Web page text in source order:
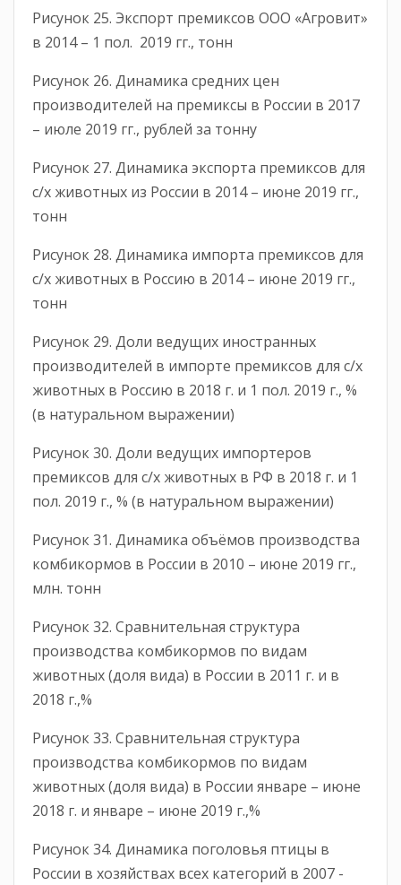
Рисунок 25. Экспорт премиксов ООО «Агровит»
в 2014 – 1 пол. 2019 гг., тонн
Рисунок 26. Динамика средних цен
производителей на премиксы в России в 2017
– июле 2019 гг., рублей за тонну
Рисунок 27. Динамика экспорта премиксов для
с/х животных из России в 2014 – июне 2019 гг.,
тонн
Рисунок 28. Динамика импорта премиксов для
с/х животных в Россию в 2014 – июне 2019 гг.,
тонн
Рисунок 29. Доли ведущих иностранных
производителей в импорте премиксов для с/х
животных в Россию в 2018 г. и 1 пол. 2019 г., %
(в натуральном выражении)
Рисунок 30. Доли ведущих импортеров
премиксов для с/х животных в РФ в 2018 г. и 1
пол. 2019 г., % (в натуральном выражении)
Рисунок 31. Динамика объёмов производства
комбикормов в России в 2010 – июне 2019 гг.,
млн. тонн
Рисунок 32. Сравнительная структура
производства комбикормов по видам
животных (доля вида) в России в 2011 г. и в
2018 г.,%
Рисунок 33. Сравнительная структура
производства комбикормов по видам
животных (доля вида) в России январе – июне
2018 г. и январе – июне 2019 г.,%
Рисунок 34. Динамика поголовья птицы в
России в хозяйствах всех категорий в 2007 -